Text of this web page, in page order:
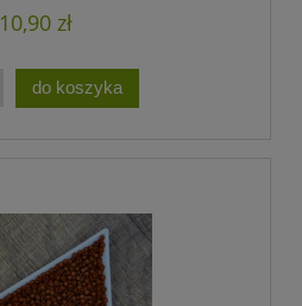
10,90 zł
do koszyka